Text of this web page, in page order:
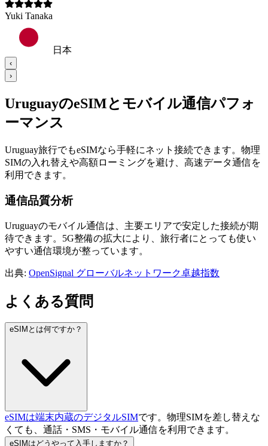
Yuki Tanaka
日本
‹
›
UruguayのeSIMとモバイル通信パフォ
ーマンス
Uruguay旅行でもeSIMなら手軽にネット接続できます。物理
SIMの入れ替えや高額ローミングを避け、高速データ通信を
利用できます。
通信品質分析
Uruguayのモバイル通信は、主要エリアで安定した接続が期
待できます。5G整備の拡大により、旅行者にとっても使い
やすい通信環境が整っています。
出典: OpenSignal グローバルネットワーク卓越指数
よくある質問
eSIMとは何ですか？
eSIMは端末内蔵のデジタルSIMです。物理SIMを差し替えな
くても、通話・SMS・モバイル通信を利用できます。
eSIMはどうやって入手しますか？